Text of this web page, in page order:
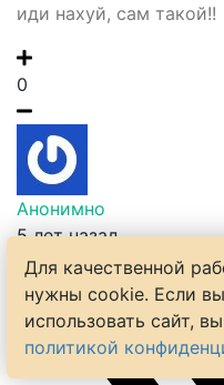
иди нахуй, сам такой!!
0
Анонимно
5 лет назад
Для качественной
нужны cookie. Если
использовать сайт,
политикой